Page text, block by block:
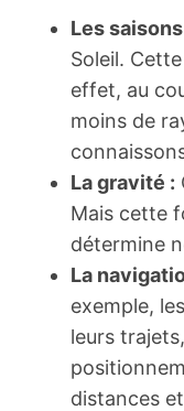
Les
Soleil.
effet, au
moins de
La gravité :
Mais cette
détermine
La
exemple,
leurs
distances